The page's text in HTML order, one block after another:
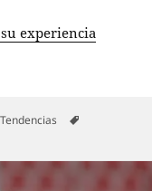
experiencia
Categorías
Tendencias